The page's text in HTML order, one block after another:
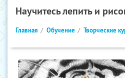
Научитесь лепить и
Главная Обучение Творческие